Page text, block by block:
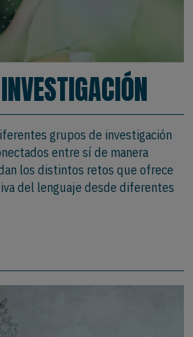
grupos de investigación
entre sí de manera
los distintos retos que ofrece
del lenguaje desde diferentes